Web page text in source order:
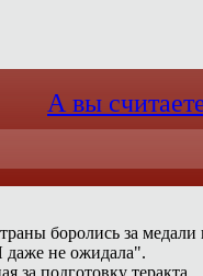
А вы
боролись за
даже не ожидала".
подготовку теракта.